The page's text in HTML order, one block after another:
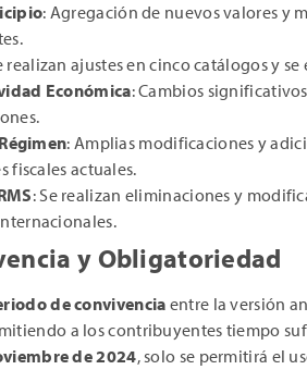
: Agregación de nuevos valores y
realizan ajustes en cinco catálogos y
Económica: Cambios
: Amplias modificaciones y
fiscales actuales.
: Se realizan eliminaciones y
y Obligatoriedad
de convivencia entre la versión
a los contribuyentes tiempo
de 2024, solo se permitirá el